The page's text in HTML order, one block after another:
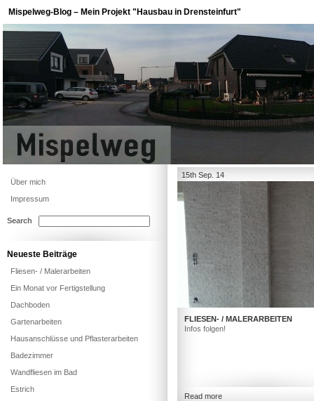
Mispelweg-Blog – Mein Projekt "Hausbau in Drensteinfurt"
15th Sep. 14
FLIESEN- / MALERARBEITEN
Infos folgen!
Read more
Über mich
Impressum
Search
Neueste Beiträge
Fliesen- / Malerarbeiten
Ein Monat vor Fertigstellung
Dachboden
Gartenarbeiten
Hausanschlüsse und Pflasterarbeiten
Badezimmer
Wandfliesen im Bad
Estrich